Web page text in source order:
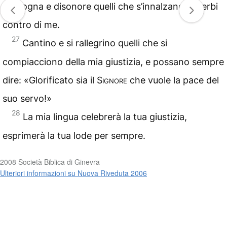
vergogna e disonore quelli che s’innalzano superbi
contro di me.
27 Cantino e si rallegrino quelli che si
compiacciono della mia giustizia, e possano sempre
dire: «Glorificato sia il Signore che vuole la pace del
suo servo!»
28 La mia lingua celebrerà la tua giustizia,
esprimerà la tua lode per sempre.
2008 Società Biblica di Ginevra
Ulteriori informazioni su Nuova Riveduta 2006